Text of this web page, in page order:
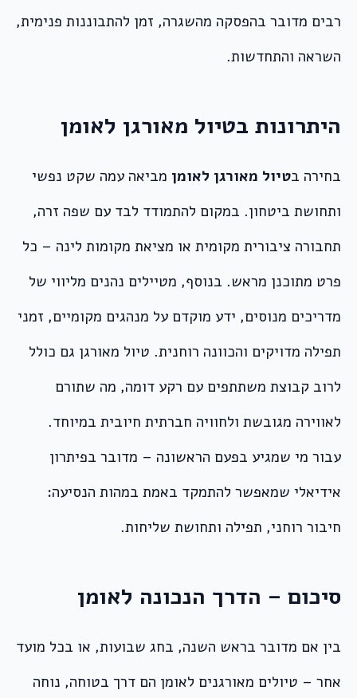
רבים מדובר בהפסקה מהשגרה, זמן להתבוננות פנימית,
השראה והתחדשות.
היתרונות בטיול מאורגן לאומן
בחירה בטיול מאורגן לאומן מביאה עמה שקט נפשי
ותחושת ביטחון. במקום להתמודד לבד עם שפה זרה,
תחבורה ציבורית מקומית או מציאת מקומות לינה – כל
פרט מתוכנן מראש. בנוסף, מטיילים נהנים מליווי של
מדריכים מנוסים, ידע מוקדם על מנהגים מקומיים, זמני
תפילה מדויקים והכוונה רוחנית. טיול מאורגן גם כולל
לרוב קבוצת משתתפים עם רקע דומה, מה שתורם
לאווירה מגובשת ולחוויה חברתית חיובית במיוחד.
עבור מי שמגיע בפעם הראשונה – מדובר בפיתרון
אידיאלי שמאפשר להתמקד באמת במהות הנסיעה:
חיבור רוחני, תפילה ותחושת שליחות.
סיכום – הדרך הנכונה לאומן
בין אם מדובר בראש השנה, בחג שבועות, או בכל מועד
אחר – טיולים מאורגנים לאומן הם דרך בטוחה, נוחה